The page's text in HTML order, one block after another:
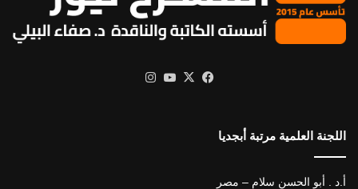
فيسبوك
X يوتيوب
اللجنة العلمية مرتبة أبجديا
أ.د . أبو الحسن سلام – مصر